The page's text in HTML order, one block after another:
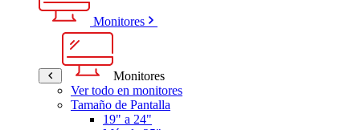
Monitores
Monitores
Ver todo en monitores
Tamaño de Pantalla
19" a 24"